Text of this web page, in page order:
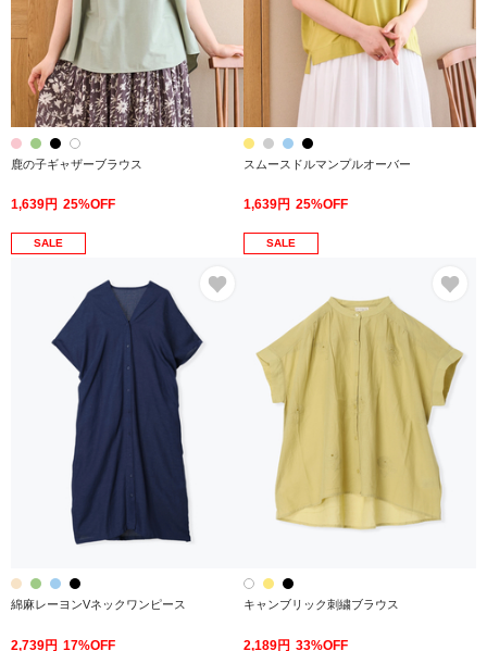
鹿の子ギャザーブラウス
1,639円 25%OFF
スムースドルマンプルオーバー
1,639円 25%OFF
SALE
綿麻レーヨンVネックワンピース
2,739円 17%OFF
SALE
キャンブリック刺繍ブラウス
2,189円 33%OFF